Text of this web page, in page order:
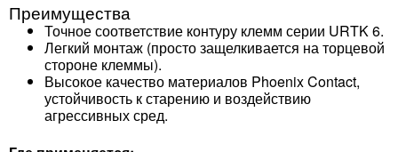
Преимущества
Точное соответствие контуру клемм серии URTK 6.
Легкий монтаж (просто защелкивается на торцевой
стороне клеммы).
Высокое качество материалов Phoenix Contact,
устойчивость к старению и воздействию
агрессивных сред.